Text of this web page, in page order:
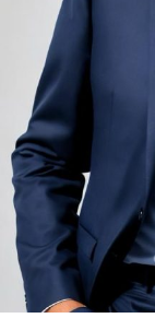
Pardoseala
sunete, mai
cameră și baie
proprietăți
zgomotului
inferioare, un
vechi, cu
pentru izolare
Rotația